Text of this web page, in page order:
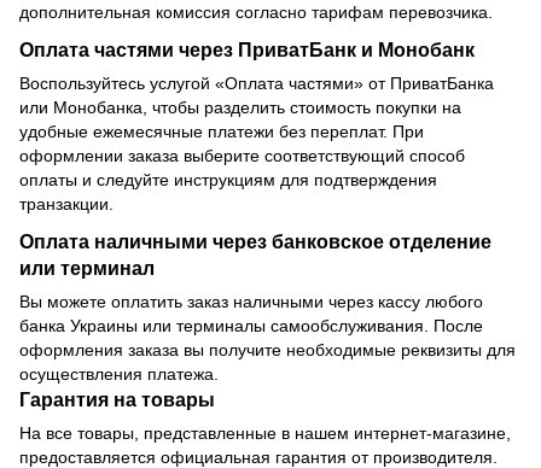
дополнительная комиссия согласно тарифам перевозчика.
Оплата частями через ПриватБанк и Монобанк
Воспользуйтесь услугой «Оплата частями» от ПриватБанка
или Монобанка, чтобы разделить стоимость покупки на
удобные ежемесячные платежи без переплат. При
оформлении заказа выберите соответствующий способ
оплаты и следуйте инструкциям для подтверждения
транзакции.
Оплата наличными через банковское отделение
или терминал
Вы можете оплатить заказ наличными через кассу любого
банка Украины или терминалы самообслуживания. После
оформления заказа вы получите необходимые реквизиты для
осуществления платежа.
Гарантия на товары
На все товары, представленные в нашем интернет-магазине,
предоставляется официальная гарантия от производителя.